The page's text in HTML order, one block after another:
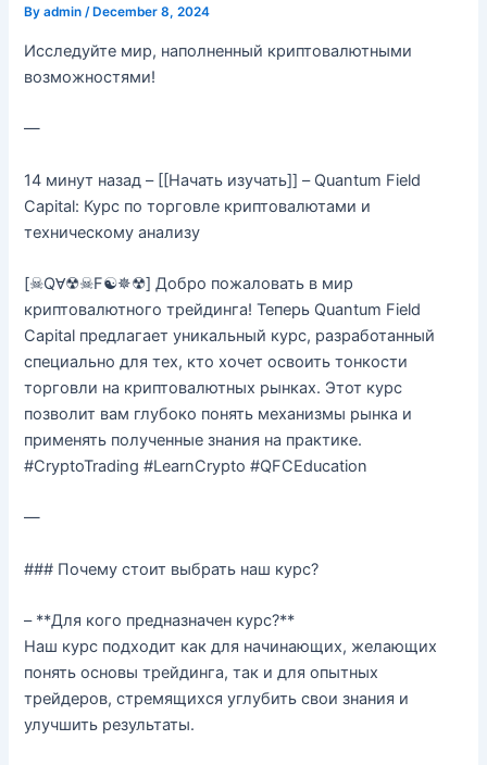
Byadmin/ December 8, 2024
Исследуйте мир, наполненный криптовалютными
возможностями!
—
14 минут назад – [[Начать изучать]] – Quantum Field
Capital: Курс по торговле криптовалютами и
техническому анализу
[☠QⱯ☢☠F☯✵☢] Добро пожаловать в мир
криптовалютного трейдинга! Теперь Quantum Field
Capital предлагает уникальный курс, разработанный
специально для тех, кто хочет освоить тонкости
торговли на криптовалютных рынках. Этот курс
позволит вам глубоко понять механизмы рынка и
применять полученные знания на практике.
#CryptoTrading #LearnCrypto #QFCEducation
—
### Почему стоит выбрать наш курс?
– **Для кого предназначен курс?**
Наш курс подходит как для начинающих, желающих
понять основы трейдинга, так и для опытных
трейдеров, стремящихся углубить свои знания и
улучшить результаты.